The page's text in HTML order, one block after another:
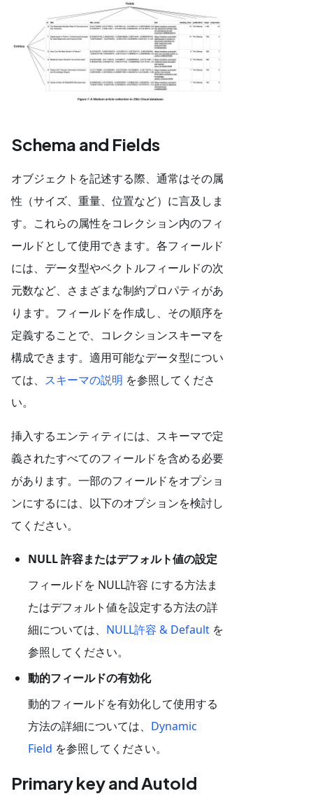
Schema and Fields
オブジェクトを記述する際、通常はその属
性（サイズ、重量、位置など）に言及しま
す。これらの属性をコレクション内のフィ
ールドとして使用できます。各フィールド
には、データ型やベクトルフィールドの次
元数など、さまざまな制約プロパティがあ
ります。フィールドを作成し、その順序を
定義することで、コレクションスキーマを
構成できます。適用可能なデータ型につい
ては、 スキーマの説明 を参照してくださ
い。
挿入するエンティティには、スキーマで定
義されたすべてのフィールドを含める必要
があります。一部のフィールドをオプショ
ンにするには、以下のオプションを検討し
てください。
NULL 許容またはデフォルト値の設定
フィールドを NULL許容 にする方法ま
たはデフォルト値を設定する方法の詳
細については、 NULL許容 & Default を
参照してください。
動的フィールドの有効化
動的フィールドを有効化して使用する
方法の詳細については、 Dynamic
Field を参照してください。
Primary key and AutoId